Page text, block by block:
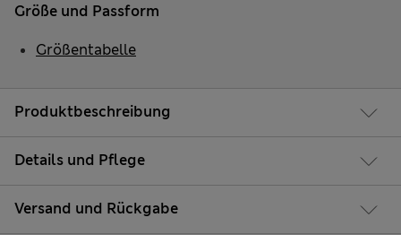
Produktbeschreibung
Details und Pflege
Versand und Rückgabe
Größe und Passform
Größentabelle